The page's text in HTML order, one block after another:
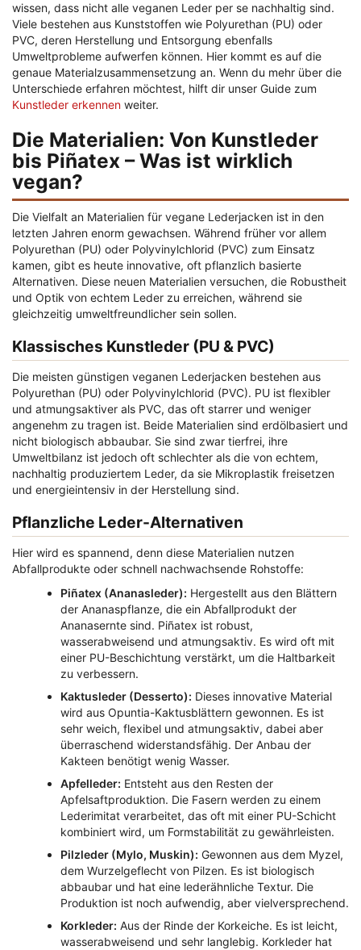
wissen, dass nicht alle veganen Leder per se nachhaltig sind.
Viele bestehen aus Kunststoffen wie Polyurethan (PU) oder
PVC, deren Herstellung und Entsorgung ebenfalls
Umweltprobleme aufwerfen können. Hier kommt es auf die
genaue Materialzusammensetzung an. Wenn du mehr über die
Unterschiede erfahren möchtest, hilft dir unser Guide zum
Kunstleder erkennen weiter.
Die Materialien: Von Kunstleder
bis Piñatex – Was ist wirklich
vegan?
Die Vielfalt an Materialien für vegane Lederjacken ist in den
letzten Jahren enorm gewachsen. Während früher vor allem
Polyurethan (PU) oder Polyvinylchlorid (PVC) zum Einsatz
kamen, gibt es heute innovative, oft pflanzlich basierte
Alternativen. Diese neuen Materialien versuchen, die Robustheit
und Optik von echtem Leder zu erreichen, während sie
gleichzeitig umweltfreundlicher sein sollen.
Klassisches Kunstleder (PU & PVC)
Die meisten günstigen veganen Lederjacken bestehen aus
Polyurethan (PU) oder Polyvinylchlorid (PVC). PU ist flexibler
und atmungsaktiver als PVC, das oft starrer und weniger
angenehm zu tragen ist. Beide Materialien sind erdölbasiert und
nicht biologisch abbaubar. Sie sind zwar tierfrei, ihre
Umweltbilanz ist jedoch oft schlechter als die von echtem,
nachhaltig produziertem Leder, da sie Mikroplastik freisetzen
und energieintensiv in der Herstellung sind.
Pflanzliche Leder-Alternativen
Hier wird es spannend, denn diese Materialien nutzen
Abfallprodukte oder schnell nachwachsende Rohstoffe:
Piñatex (Ananasleder): Hergestellt aus den Blättern
der Ananaspflanze, die ein Abfallprodukt der
Ananasernte sind. Piñatex ist robust,
wasserabweisend und atmungsaktiv. Es wird oft mit
einer PU-Beschichtung verstärkt, um die Haltbarkeit
zu verbessern.
Kaktusleder (Desserto): Dieses innovative Material
wird aus Opuntia-Kaktusblättern gewonnen. Es ist
sehr weich, flexibel und atmungsaktiv, dabei aber
überraschend widerstandsfähig. Der Anbau der
Kakteen benötigt wenig Wasser.
Apfelleder: Entsteht aus den Resten der
Apfelsaftproduktion. Die Fasern werden zu einem
Lederimitat verarbeitet, das oft mit einer PU-Schicht
kombiniert wird, um Formstabilität zu gewährleisten.
Pilzleder (Mylo, Muskin): Gewonnen aus dem Myzel,
dem Wurzelgeflecht von Pilzen. Es ist biologisch
abbaubar und hat eine lederähnliche Textur. Die
Produktion ist noch aufwendig, aber vielversprechend.
Korkleder: Aus der Rinde der Korkeiche. Es ist leicht,
wasserabweisend und sehr langlebig. Korkleder hat